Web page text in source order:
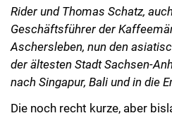
Rider und Thomas Schatz,
Geschäftsführer der
Aschersleben, nun den
der ältesten Stadt Sachsen-
nach Singapur, Bali und in die
Die noch recht kurze, aber